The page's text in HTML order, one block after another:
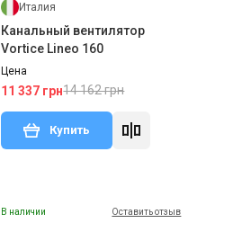
Италия
Канальный вентилятор
Vortice Lineo 160
Цена
11 337 грн14 162 грн
Купить
В наличии Оставить отзыв